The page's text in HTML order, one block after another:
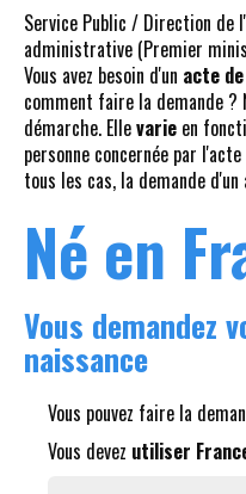
Service Public / Direction de
administrative (Premier
Vous avez besoin d'un acte
comment faire la demande ?
démarche. Ellevarie en
personne concernée par
tous les cas, la demande
Né en
Vous demandez
naissance
Vous pouvez faire la
Vous devez utiliser